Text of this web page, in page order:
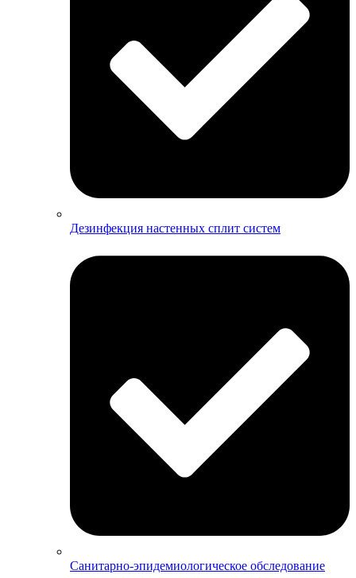
Дезинфекция настенных сплит систем
Санитарно-эпидемиологическое обследование